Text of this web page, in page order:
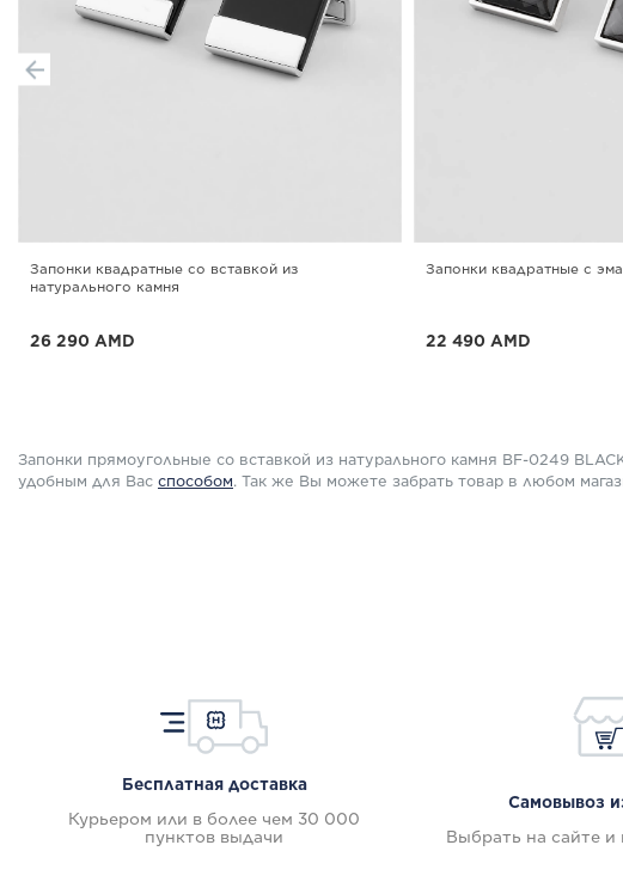
Запонки квадратные со вставкой из
натурального камня
26 290 AMD
До -25% при покупке от 3-х
Запонки квадратные с
22 490 AMD
До -25% при покупке от 3-
Запонки прямоугольные со вставкой из натурального камня BF-0249
удобным для Вас способом. Так же Вы можете забрать товар в любом
Бесплатная доставка
Курьером или в более чем 30 000
пунктов выдачи
Самовывоз
Выбрать на сайте и